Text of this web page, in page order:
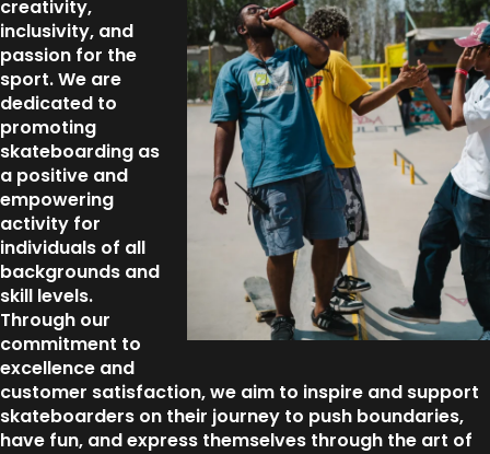
creativity,
inclusivity, and
passion for the
sport. We are
dedicated to
promoting
skateboarding as
a positive and
empowering
activity for
individuals of all
backgrounds and
skill levels.
Through our
commitment to
excellence and
customer satisfaction, we aim to inspire and support
skateboarders on their journey to push boundaries,
have fun, and express themselves through the art of